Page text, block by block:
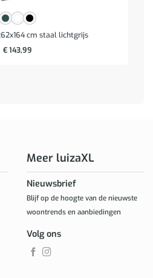
cm staal lichtgrijs
€143,99
Meer luizaXL
Nieuwsbrief
Blijf op de hoogte van de nieuwste
woontrends en aanbiedingen
Volg ons